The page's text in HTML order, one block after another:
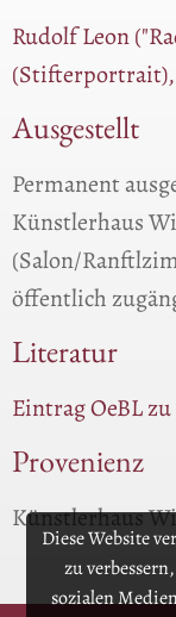
Diese Website
zu
sozialen
Rudolf Leon
(Stifterportrait),
Ausgestellt
Permanent
Künstlerhaus
(Salon/
öffentlich
Literatur
Eintrag OeBL
Provenienz
Künstlerhaus